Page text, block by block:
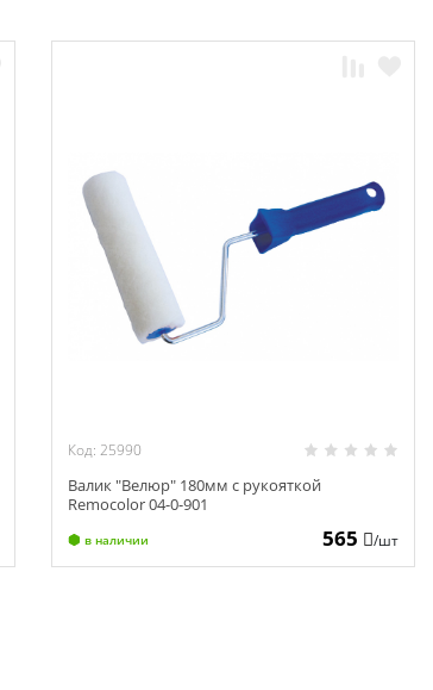
Код: 25990
Валик "Велюр" 180мм с рукояткой
Remocolor 04-0-901
в наличии 565 /шт